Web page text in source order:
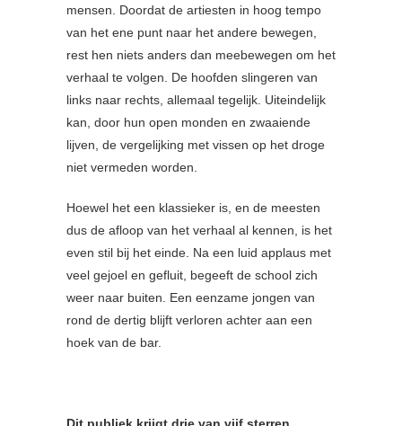
mensen. Doordat de artiesten in hoog tempo
van het ene punt naar het andere bewegen,
rest hen niets anders dan meebewegen om het
verhaal te volgen. De hoofden slingeren van
links naar rechts, allemaal tegelijk. Uiteindelijk
kan, door hun open monden en zwaaiende
lijven, de vergelijking met vissen op het droge
niet vermeden worden.
Hoewel het een klassieker is, en de meesten
dus de afloop van het verhaal al kennen, is het
even stil bij het einde. Na een luid applaus met
veel gejoel en gefluit, begeeft de school zich
weer naar buiten. Een eenzame jongen van
rond de dertig blijft verloren achter aan een
hoek van de bar.
Dit publiek krijgt drie van vijf sterren.